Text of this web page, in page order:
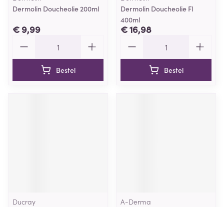
Dermolin Doucheolie 200ml
€ 9,99
Bestel
Dermolin Doucheolie Fl
400ml
€ 16,98
Bestel
Ducray
A-Derma